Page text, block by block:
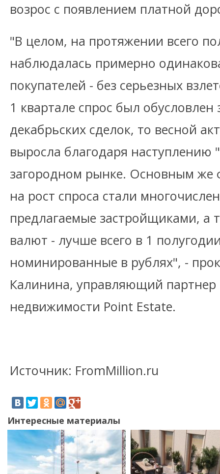
возрос с появлением платной
"В целом, на протяжении всего
наблюдалась примерно
покупателей - без серьезных
1 квартале спрос был
декабрьских сделок, то весной
выросла благодаря наступлению
загородном рынке. Основным
на рост спроса стали
предлагаемые застройщиками, а
валют - лучше всего в 1
номинированные в рублях", -
Калинина, управляющий партнер
недвижимости Point Estate.
Источник: FromMillion.ru
Интересные материалы